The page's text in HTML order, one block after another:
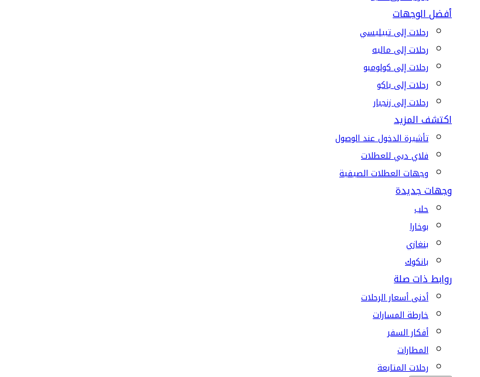
أفضل الوجهات
رحلات إلى تبيليسي
رحلات إلى ماليه
رحلات إلى كولومبو
رحلات إلى باكو
رحلات إلى زنجبار
اكتشف المزيد
تأشيرة الدخول عند الوصول
فلاي دبي للعطلات
وجهات العطلات الصيفية
وجهات جديدة
حلب
بوخارا
بنغازي
بانكوك
روابط ذات صلة
أدنى أسعار الرحلات
خارطة المسارات
أفكار السفر
المطارات
رحلات المتابعة